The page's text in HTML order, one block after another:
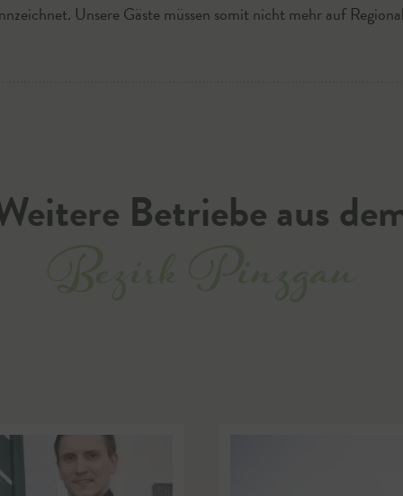
Unsere Gäste müssen somit nicht mehr auf
Betriebe aus